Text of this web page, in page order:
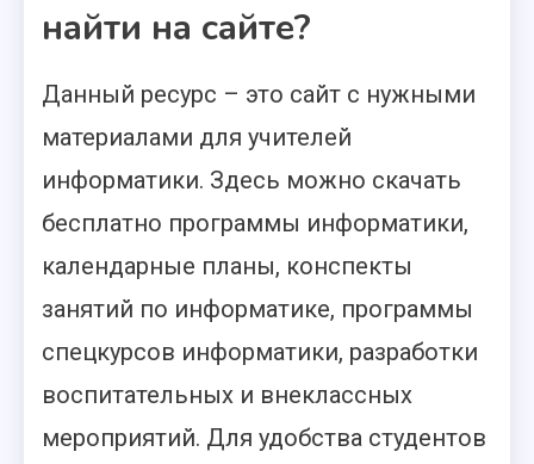
найти на сайте?
Данный ресурс – это сайт с нужными
материалами для учителей
информатики. Здесь можно скачать
бесплатно программы информатики,
календарные планы, конспекты
занятий по информатике, программы
спецкурсов информатики, разработки
воспитательных и внеклассных
мероприятий. Для удобства студентов